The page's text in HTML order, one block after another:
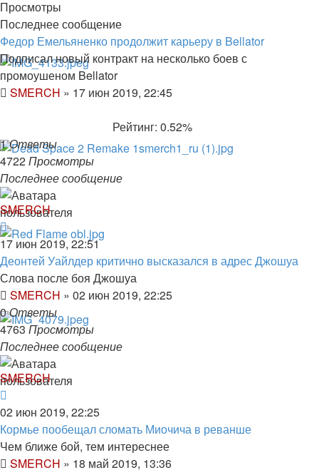
Просмотры
Последнее сообщение
Федор Емельяненко продолжит карьеру в Bellator
Подписал новый контракт на несколько боев с
промоушеном Bellator
SMERCH » 17 июн 2019, 22:45
Рейтинг: 0.52%
1Ответы
4722Просмотры
Последнее сообщение
SMERCH
17 июн 2019, 22:51
Деонтей Уайлдер критично высказался в адрес Джошуа
Слова после боя Джошуа
SMERCH » 02 июн 2019, 22:25
0Ответы
4763Просмотры
Последнее сообщение
SMERCH
02 июн 2019, 22:25
Кормье пообещал сломать Миочича в реванше
Чем ближе бой, тем интереснее
SMERCH » 18 май 2019, 13:36